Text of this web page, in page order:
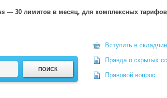
— 30 лимитов в месяц, для комплексных тарифов
Вступить в
Правда о скрытых
Правовой вопрос